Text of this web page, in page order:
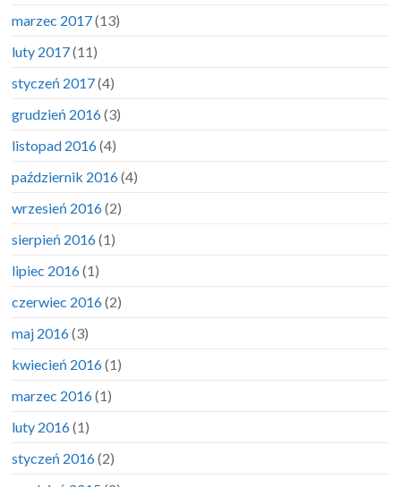
marzec 2017(13)
luty 2017(11)
styczeń 2017(4)
grudzień 2016(3)
listopad 2016(4)
październik 2016(4)
wrzesień 2016(2)
sierpień 2016(1)
lipiec 2016(1)
czerwiec 2016(2)
maj 2016(3)
kwiecień 2016(1)
marzec 2016(1)
luty 2016(1)
styczeń 2016(2)